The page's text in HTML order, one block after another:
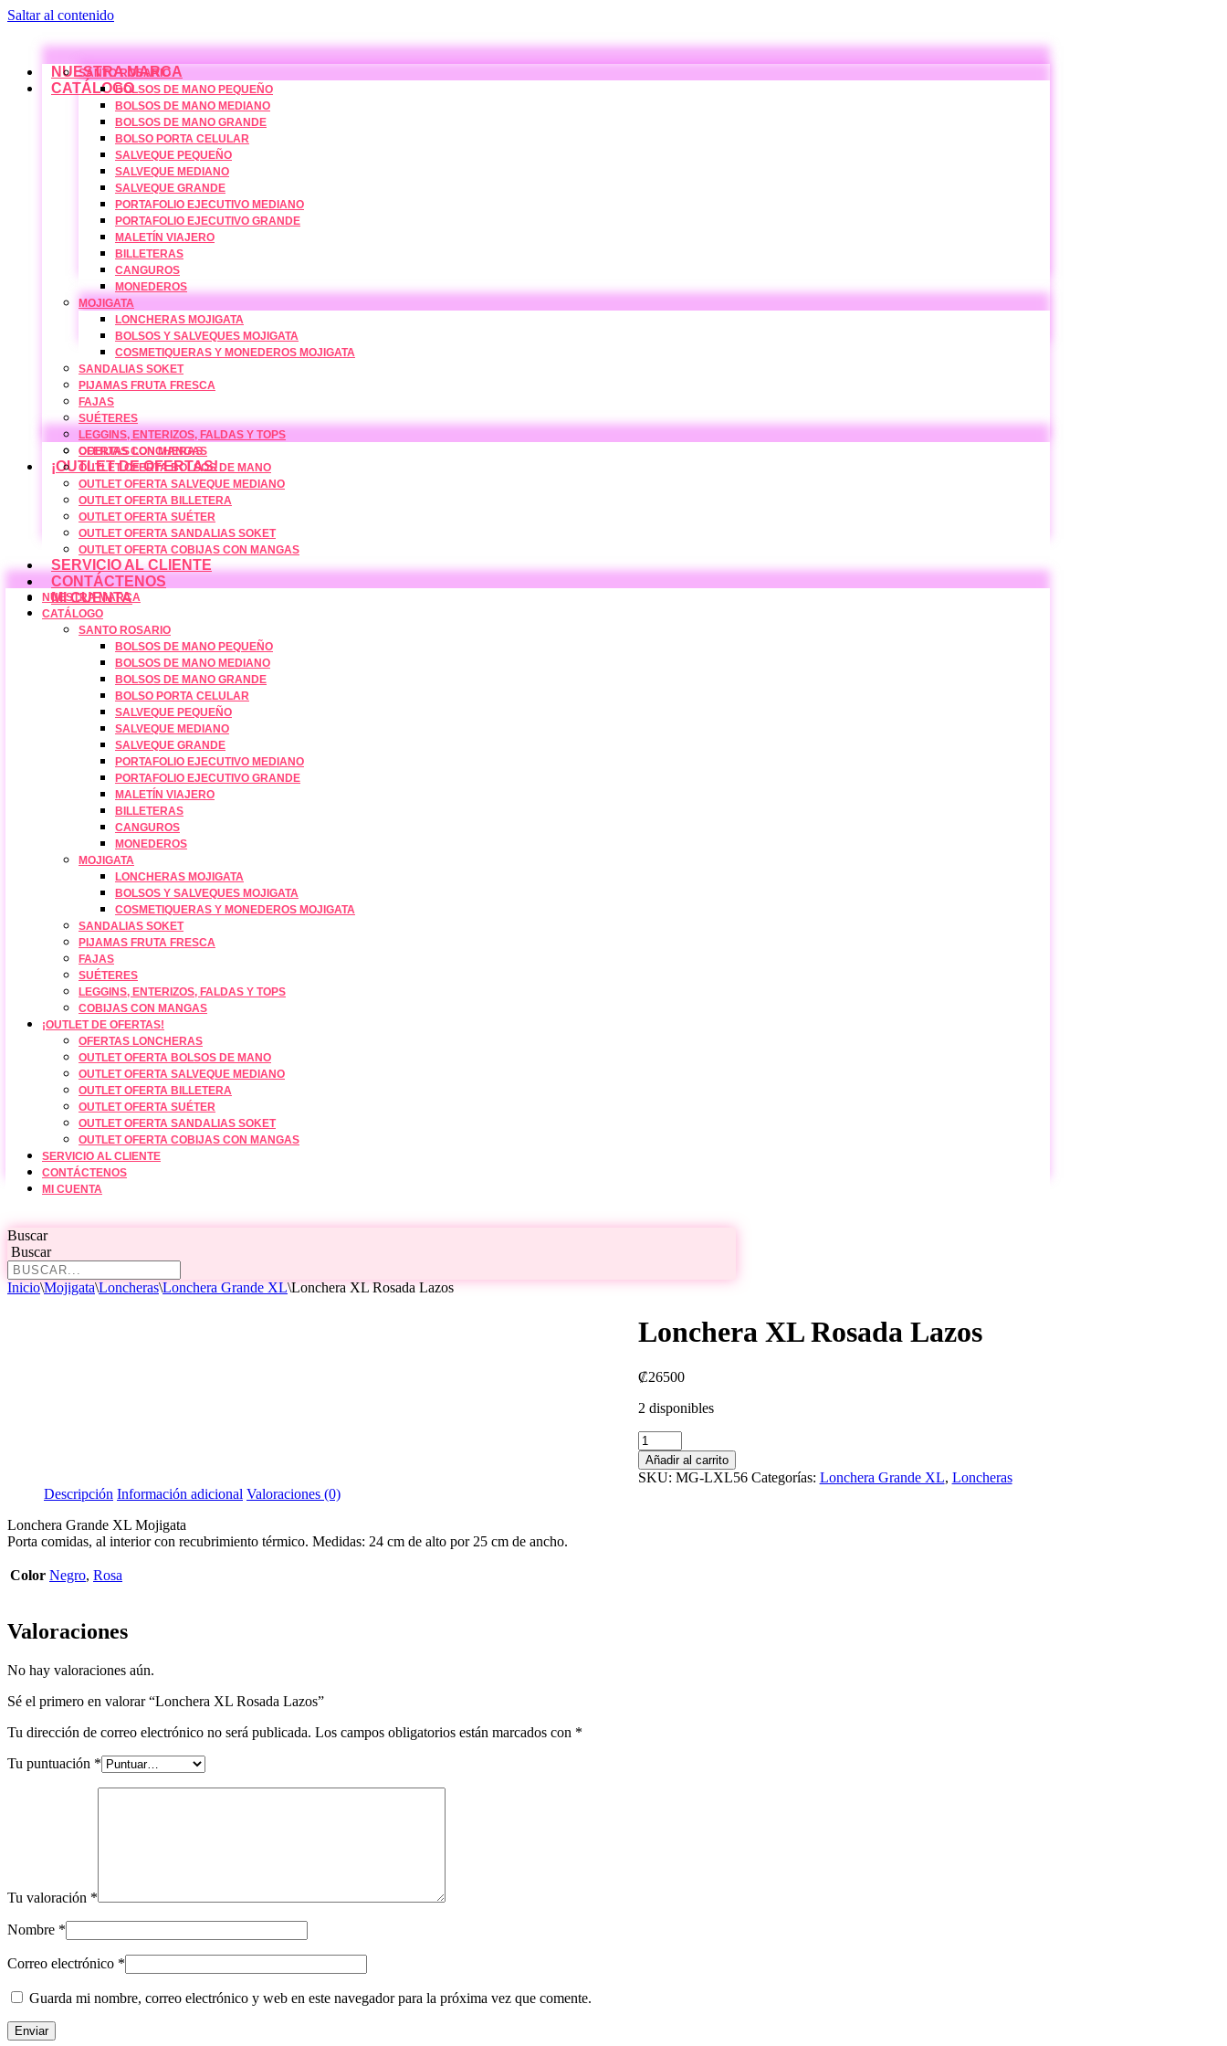
Saltar al contenido
NUESTRA MARCA
CATÁLOGO
SANTO ROSARIO
BOLSOS DE MANO PEQUEÑO
BOLSOS DE MANO MEDIANO
BOLSOS DE MANO GRANDE
BOLSO PORTA CELULAR
SALVEQUE PEQUEÑO
SALVEQUE MEDIANO
SALVEQUE GRANDE
PORTAFOLIO EJECUTIVO MEDIANO
PORTAFOLIO EJECUTIVO GRANDE
MALETÍN VIAJERO
BILLETERAS
CANGUROS
MONEDEROS
MOJIGATA
LONCHERAS MOJIGATA
BOLSOS Y SALVEQUES MOJIGATA
COSMETIQUERAS Y MONEDEROS MOJIGATA
SANDALIAS SOKET
PIJAMAS FRUTA FRESCA
FAJAS
SUÉTERES
LEGGINS, ENTERIZOS, FALDAS Y TOPS
COBIJAS CON MANGAS
¡OUTLET DE OFERTAS!
OFERTAS LONCHERAS
OUTLET OFERTA BOLSOS DE MANO
OUTLET OFERTA SALVEQUE MEDIANO
OUTLET OFERTA BILLETERA
OUTLET OFERTA SUÉTER
OUTLET OFERTA SANDALIAS SOKET
OUTLET OFERTA COBIJAS CON MANGAS
SERVICIO AL CLIENTE
CONTÁCTENOS
MI CUENTA
NUESTRA MARCA
CATÁLOGO
SANTO ROSARIO
BOLSOS DE MANO PEQUEÑO
BOLSOS DE MANO MEDIANO
BOLSOS DE MANO GRANDE
BOLSO PORTA CELULAR
SALVEQUE PEQUEÑO
SALVEQUE MEDIANO
SALVEQUE GRANDE
PORTAFOLIO EJECUTIVO MEDIANO
PORTAFOLIO EJECUTIVO GRANDE
MALETÍN VIAJERO
BILLETERAS
CANGUROS
MONEDEROS
MOJIGATA
LONCHERAS MOJIGATA
BOLSOS Y SALVEQUES MOJIGATA
COSMETIQUERAS Y MONEDEROS MOJIGATA
SANDALIAS SOKET
PIJAMAS FRUTA FRESCA
FAJAS
SUÉTERES
LEGGINS, ENTERIZOS, FALDAS Y TOPS
COBIJAS CON MANGAS
¡OUTLET DE OFERTAS!
OFERTAS LONCHERAS
OUTLET OFERTA BOLSOS DE MANO
OUTLET OFERTA SALVEQUE MEDIANO
OUTLET OFERTA BILLETERA
OUTLET OFERTA SUÉTER
OUTLET OFERTA SANDALIAS SOKET
OUTLET OFERTA COBIJAS CON MANGAS
SERVICIO AL CLIENTE
CONTÁCTENOS
MI CUENTA
Buscar
Buscar
Inicio\Mojigata\Loncheras\Lonchera Grande XL\Lonchera XL Rosada Lazos
Lonchera XL Rosada Lazos
₡26500
2 disponibles
Lonchera
XL
Rosada
Lazos
Añadir al carrito
SKU: MG-LXL56 Categorías: Lonchera Grande XL, Loncheras
Descripción Información adicional Valoraciones (0)
Lonchera Grande XL Mojigata
Porta comidas, al interior con recubrimiento térmico. Medidas: 24 cm de alto por 25 cm de ancho.
Color Negro, Rosa
Valoraciones
No hay valoraciones aún.
Sé el primero en valorar “Lonchera XL Rosada Lazos”
Tu dirección de correo electrónico no será publicada. Los campos obligatorios están marcados con *
Tu puntuación *
Tu valoración *
Nombre *
Correo electrónico *
Guarda mi nombre, correo electrónico y web en este navegador para la próxima vez que comente.